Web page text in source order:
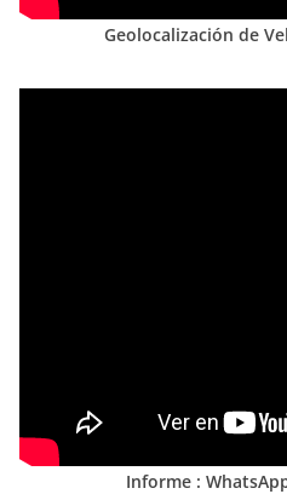
Geolocalización de
Informe :